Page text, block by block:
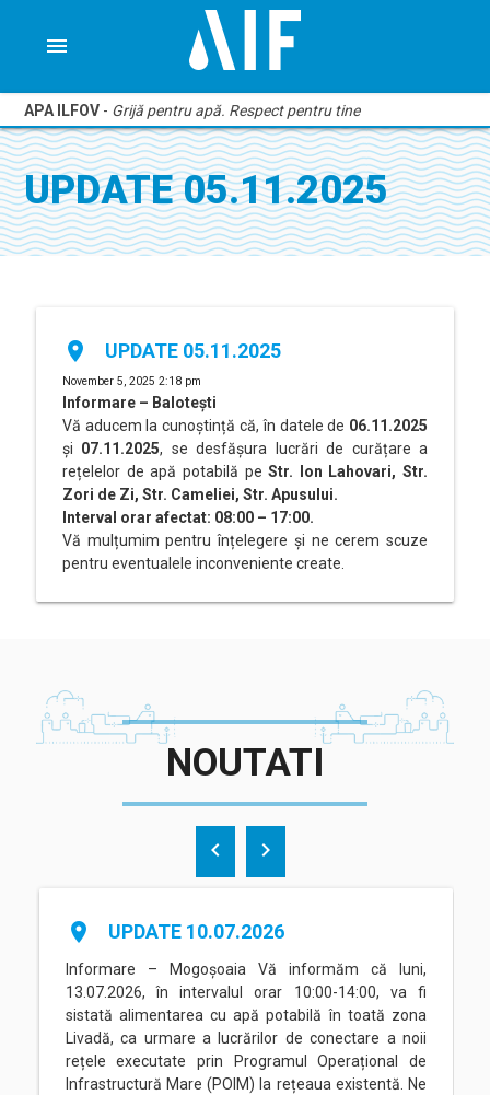
menu
APA ILFOV - Grijă pentru apă. Respect pentru tine
UPDATE 05.11.2025
place UPDATE 05.11.2025
November 5, 2025 2:18 pm
Informare – Balotești
Vă aducem la cunoștință că, în datele de 06.11.2025
și 07.11.2025, se desfășura lucrări de curățare a
rețelelor de apă potabilă peStr. Ion Lahovari, Str.
Zori de Zi, Str. Cameliei, Str. Apusului.
Interval orar afectat: 08:00 – 17:00.
Vă mulțumim pentru înțelegere și ne cerem scuze
pentru eventualele inconveniente create.
NOUTATI
place UPDATE 10.07.2026
Informare – Mogoșoaia Vă informăm că luni,
13.07.2026, în intervalul orar 10:00-14:00, va fi
sistată alimentarea cu apă potabilă în toată zona
Livadă, ca urmare a lucrărilor de conectare a noii
rețele executate prin Programul Operațional de
Infrastructură Mare (POIM) la rețeaua existentă. Ne
chevron_left chevron_right